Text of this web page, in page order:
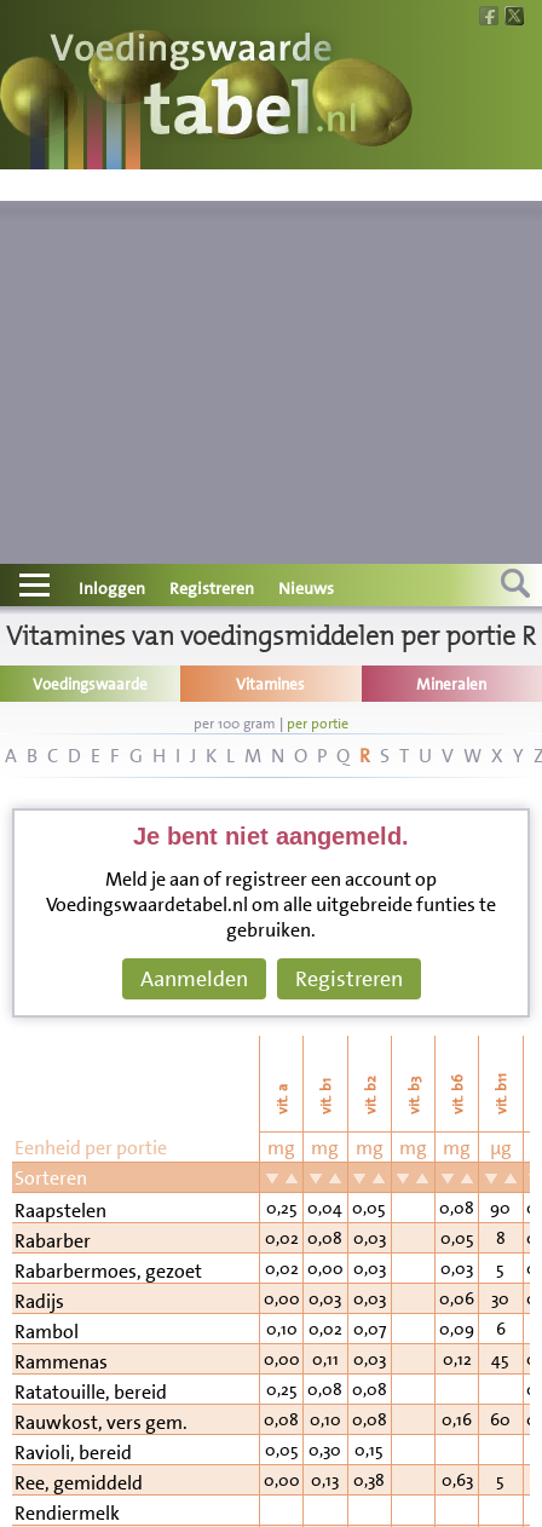
Voedingswaarde
Wat is wat?
Contact
Informatie
Disclaimer
Inloggen Registreren Nieuws
Vitamines van voedingsmiddelen per portie R
Voedingswaarde Vitamines Mineralen
per 100 gram | per portie
A B C D E F G H I J K L M N O P Q R S T U V W X Y
Je bent niet aangemeld.
Meld je aan of registreer een account op
Voedingswaardetabel.nl om alle uitgebreide funties te
gebruiken.
Aanmelden Registreren
vit. a vit. b1 vit. b2 vit. b3 vit. b6 vit. b11
Eenheid per portie mg mg mg mg mg µg
Sorteren
Raapstelen
0,25 0,04 0,05 0,08 90
Rabarber 0,02 0,08 0,03 0,05 8
Rabarbermoes, gezoet 0,02 0,00 0,03 0,03 5
Radijs 0,00 0,03 0,03 0,06 30
Rambol 0,10 0,02 0,07 0,09 6
Rammenas 0,00 0,11 0,03 0,12 45
Ratatouille, bereid 0,25 0,08 0,08
Rauwkost, vers gem. 0,08 0,10 0,08 0,16 60
Ravioli, bereid 0,05 0,30 0,15
Ree, gemiddeld 0,00 0,13 0,38 0,63 5
Rendiermelk